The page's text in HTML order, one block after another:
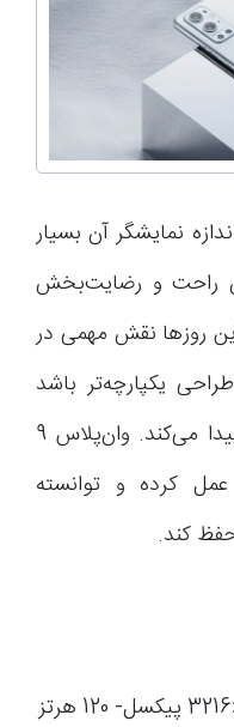
به اندازه نمایشگر آن بسیار
راحت و رضایت‌بخش
روزها نقش مهمی در
یکپارچه‌تر باشد
ظاهر گوشی نیز جلوه بهتری پیدا می‌کند. وان‌پلاس 9
کرده و توانسته
کند.